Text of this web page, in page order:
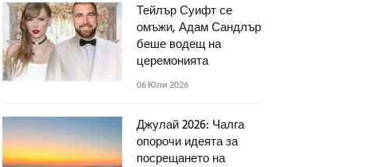
Тейлър Суифт се
омъжи, Адам Сандлър
беше водещ на
церемонията
06 Юли 2026
Джулай 2026: Чалга
опорочи идеята за
посрещането на